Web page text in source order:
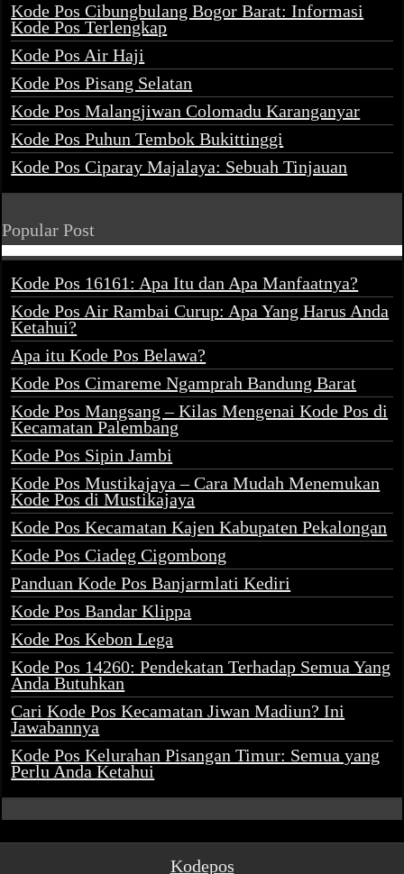
Kode Pos Cibungbulang Bogor Barat: Informasi
Kode Pos Terlengkap
Kode Pos Air Haji
Kode Pos Pisang Selatan
Kode Pos Malangjiwan Colomadu Karanganyar
Kode Pos Puhun Tembok Bukittinggi
Kode Pos Ciparay Majalaya: Sebuah Tinjauan
Popular Post
Kode Pos 16161: Apa Itu dan Apa Manfaatnya?
Kode Pos Air Rambai Curup: Apa Yang Harus Anda
Ketahui?
Apa itu Kode Pos Belawa?
Kode Pos Cimareme Ngamprah Bandung Barat
Kode Pos Mangsang – Kilas Mengenai Kode Pos di
Kecamatan Palembang
Kode Pos Sipin Jambi
Kode Pos Mustikajaya – Cara Mudah Menemukan
Kode Pos di Mustikajaya
Kode Pos Kecamatan Kajen Kabupaten Pekalongan
Kode Pos Ciadeg Cigombong
Panduan Kode Pos Banjarmlati Kediri
Kode Pos Bandar Klippa
Kode Pos Kebon Lega
Kode Pos 14260: Pendekatan Terhadap Semua Yang
Anda Butuhkan
Cari Kode Pos Kecamatan Jiwan Madiun? Ini
Jawabannya
Kode Pos Kelurahan Pisangan Timur: Semua yang
Perlu Anda Ketahui
Kodepos